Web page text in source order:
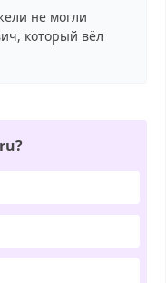
не могли
который вёл